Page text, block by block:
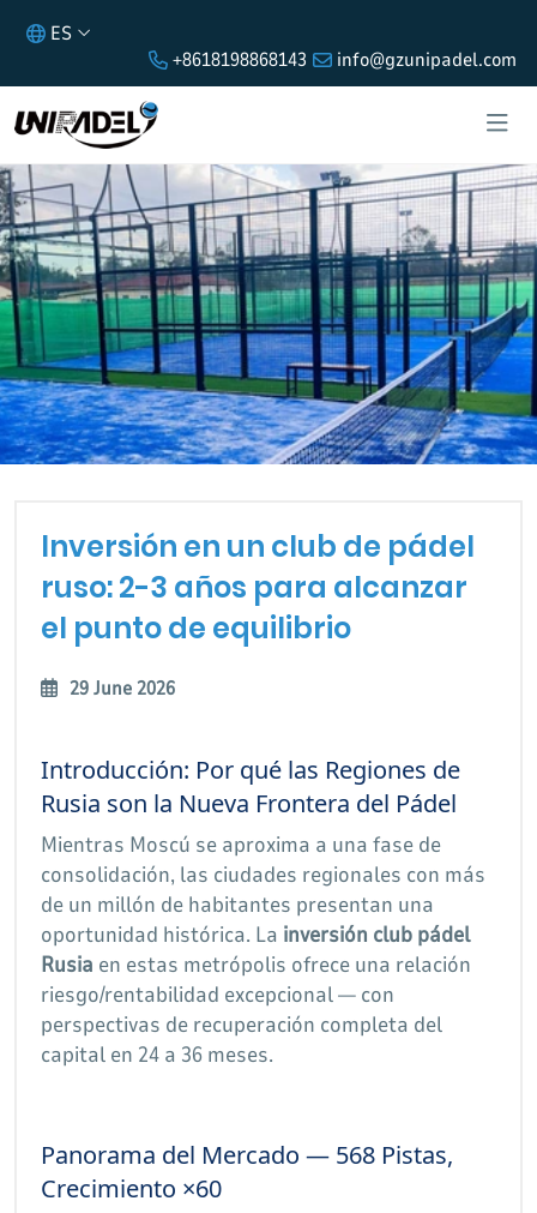
ES
+8618198868143
info@gzunipadel.com
RUSO: 2-3 AÑOS PARA ALCANZAR EL
PUNTO DE EQUILIBRIO
Inversión en un club de pádel
ruso: 2-3 años para alcanzar
el punto de equilibrio
29 June 2026
Introducción: Por qué las Regiones de
Rusia son la Nueva Frontera del Pádel
Mientras Moscú se aproxima a una fase de
consolidación, las ciudades regionales con más
de un millón de habitantes presentan una
oportunidad histórica. La inversión club pádel
Rusia en estas metrópolis ofrece una relación
riesgo/rentabilidad excepcional — con
perspectivas de recuperación completa del
capital en 24 a 36 meses.
Panorama del Mercado — 568 Pistas,
Crecimiento ×60